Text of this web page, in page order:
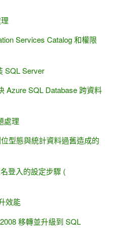
Services Catalog 和權限
SQL Server
Azure SQL Database 跨資料
處理
型態與統計資料過舊造成的
登入的設定步驟 (
效能
移轉並升級到 SQL